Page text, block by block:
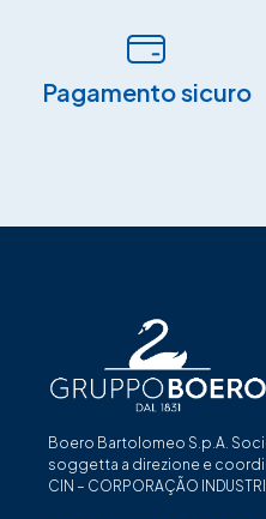
Pagamento sicuro​
Boero Bartolomeo S.p.A.
soggetta a direzione e
CIN – CORPORAÇÃO